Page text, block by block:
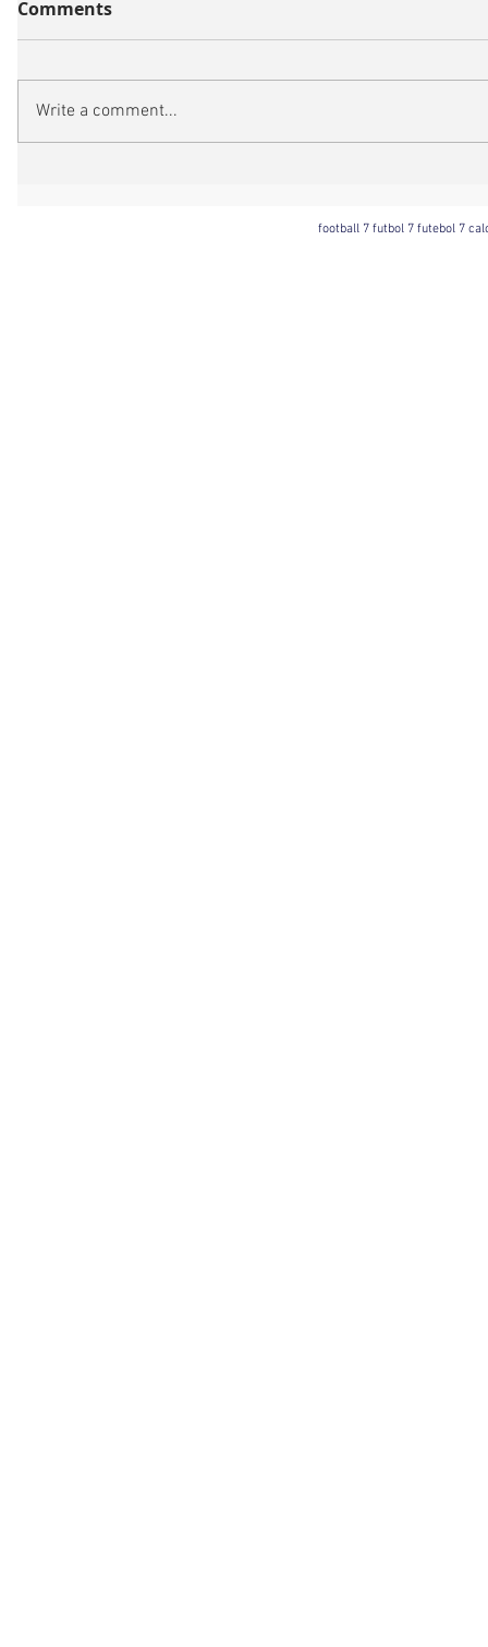
Comments
Write a comment...
football 7 futbol 7 futebol 7